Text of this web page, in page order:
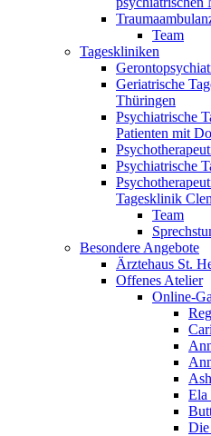
Team
Tageskliniken
Geriatrische
Thüringen
Psychiatrische
Patienten mit
Psychiatrische
Tagesklinik
Team
Besondere Angebote
Ärztehaus St.
Offenes Atelier
Online-
Ela